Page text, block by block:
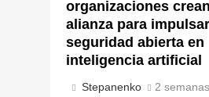
organizaciones
alianza para
seguridad abierta en
inteligencia artificial
Stepanenko 2